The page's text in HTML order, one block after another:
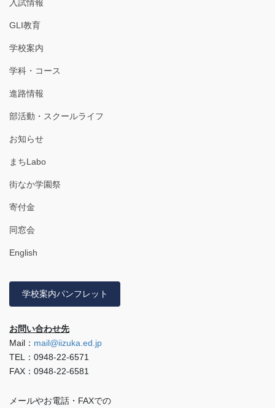
入試情報
GLI教育
学校案内
学科・コース
進路情報
部活動・スクールライフ
お知らせ
まちLabo
街なか学園祭
寄付金
同窓会
English
学校案内パンフレット
お問い合わせ先
Mail： mail@iizuka.ed.jp
TEL：0948-22-6571
FAX：0948-22-6581
メールやお電話・FAXでの